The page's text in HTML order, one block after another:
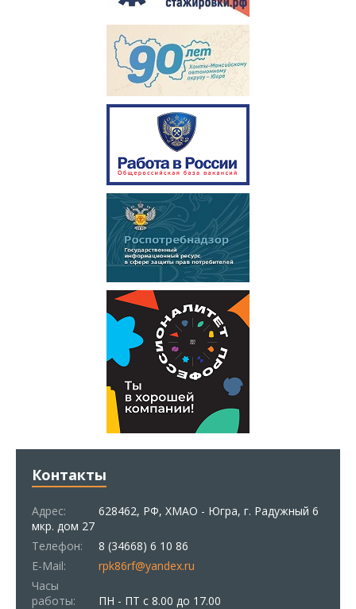
Контакты
Адрес:
628462, РФ, ХМАО - Югра, г. Радужный 6
мкр. дом 27
Телефон:
8 (34668) 6 10 86
E-Mail:
rpk86rf@yandex.ru
Часы
работы:
ПН - ПТ с 8.00 до 17.00